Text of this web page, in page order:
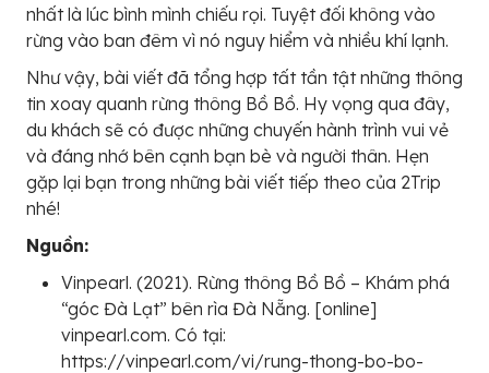
nhất là lúc bình mình chiếu rọi. Tuyệt đối không vào
rừng vào ban đêm vì nó nguy hiểm và nhiều khí lạnh.
Như vậy, bài viết đã tổng hợp tất tần tật những thông
tin xoay quanh rừng thông Bồ Bồ. Hy vọng qua đây,
du khách sẽ có được những chuyến hành trình vui vẻ
và đáng nhớ bên cạnh bạn bè và người thân. Hẹn
gặp lại bạn trong những bài viết tiếp theo của 2Trip
nhé!
Nguồn:
Vinpearl. (2021). Rừng thông Bồ Bồ – Khám phá
“góc Đà Lạt” bên rìa Đà Nẵng. [online]
vinpearl.com. Có tại:
https://vinpearl.com/vi/rung-thong-bo-bo-